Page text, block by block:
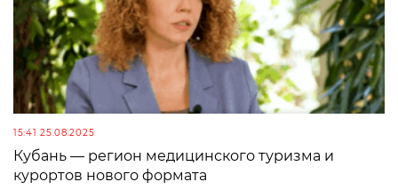
15:41 25.08.2025
Кубань — регион медицинского туризма и
курортов нового формата